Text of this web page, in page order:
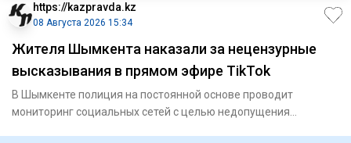
https://kazpravda.kz
08 Августа 2026 15:34
Жителя Шымкента наказали за нецензурные
высказывания в прямом эфире TikTok
В Шымкенте полиция на постоянной основе проводит
мониторинг социальных сетей с целью недопущения